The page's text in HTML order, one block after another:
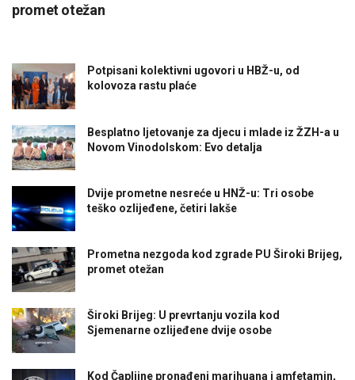
promet otežan
Potpisani kolektivni ugovori u HBŽ-u, od
kolovoza rastu plaće
Besplatno ljetovanje za djecu i mlade iz ŽZH-a u
Novom Vinodolskom: Evo detalja
Dvije prometne nesreće u HNŽ-u: Tri osobe
teško ozlijeđene, četiri lakše
Prometna nezgoda kod zgrade PU Široki Brijeg,
promet otežan
Široki Brijeg: U prevrtanju vozila kod
Sjemenarne ozlijeđene dvije osobe
Kod Čapljine pronađeni marihuana i amfetamin,